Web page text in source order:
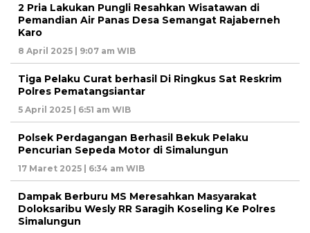
2 Pria Lakukan Pungli Resahkan Wisatawan di
Pemandian Air Panas Desa Semangat Rajaberneh
Karo
8 April 2025 | 9:07 am WIB
Tiga Pelaku Curat berhasil Di Ringkus Sat Reskrim
Polres Pematangsiantar
5 April 2025 | 6:51 am WIB
Polsek Perdagangan Berhasil Bekuk Pelaku
Pencurian Sepeda Motor di Simalungun
17 Maret 2025 | 6:34 am WIB
Dampak Berburu MS Meresahkan Masyarakat
Doloksaribu Wesly RR Saragih Koseling Ke Polres
Simalungun